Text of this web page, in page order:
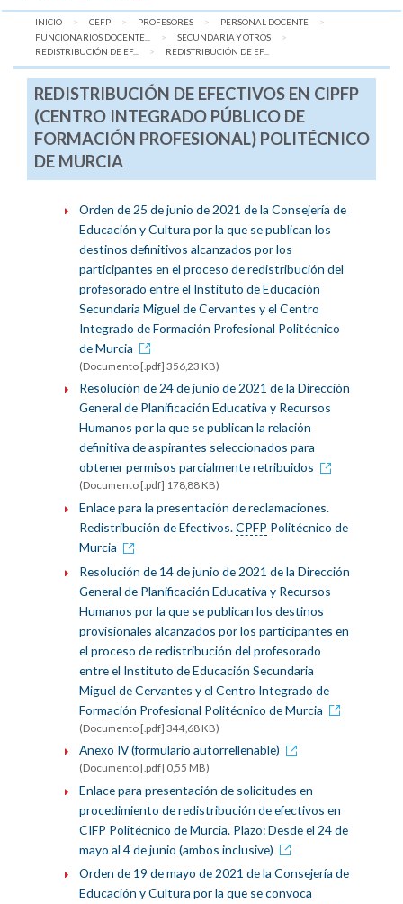
INICIO CEFP PROFESORES
PERSONAL DOCENTE
FUNCIONARIOS DOCENTE...
SECUNDARIA Y OTROS
REDISTRIBUCIÓN DE EF...
AQUÍ:
REDISTRIBUCIÓN DE EF...
REDISTRIBUCIÓN DE EFECTIVOS EN CIPFP
(CENTRO INTEGRADO PÚBLICO DE
FORMACIÓN PROFESIONAL) POLITÉCNICO
DE MURCIA
Orden de 25 de junio de 2021 de la Consejería de
Educación y Cultura por la que se publican los
destinos definitivos alcanzados por los
participantes en el proceso de redistribución del
profesorado entre el Instituto de Educación
Secundaria Miguel de Cervantes y el Centro
Integrado de Formación Profesional Politécnico
de Murcia
(Documento [.pdf] 356,23 KB)
Resolución de 24 de junio de 2021 de la Dirección
General de Planificación Educativa y Recursos
Humanos por la que se publican la relación
definitiva de aspirantes seleccionados para
obtener permisos parcialmente retribuidos
(Documento [.pdf] 178,88 KB)
Enlace para la presentación de reclamaciones.
Redistribución de Efectivos.CPFP Politécnico de
Murcia
Resolución de 14 de junio de 2021 de la Dirección
General de Planificación Educativa y Recursos
Humanos por la que se publican los destinos
provisionales alcanzados por los participantes en
el proceso de redistribución del profesorado
entre el Instituto de Educación Secundaria
Miguel de Cervantes y el Centro Integrado de
Formación Profesional Politécnico de Murcia
(Documento [.pdf] 344,68 KB)
Anexo IV (formulario autorrellenable)
(Documento [.pdf] 0,55 MB)
Enlace para presentación de solicitudes en
procedimiento de redistribución de efectivos en
CIFP Politécnico de Murcia. Plazo: Desde el 24 de
mayo al 4 de junio (ambos inclusive)
Orden de 19 de mayo de 2021 de la Consejería de
Educación y Cultura por la que se convoca